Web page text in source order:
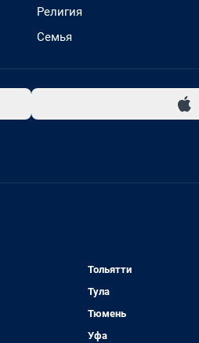
Религия
Семья
Тольятти
Тула
Тюмень
Уфа